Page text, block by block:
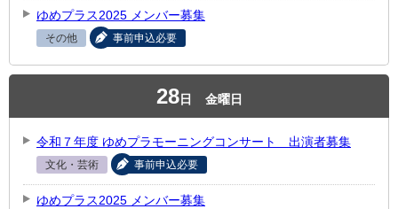
ゆめプラス2025 メンバー募集
その他 事前申込必要
28日 金曜日
令和７年度 ゆめプラモーニングコンサート 出演者募集
文化・芸術 事前申込必要
ゆめプラス2025 メンバー募集